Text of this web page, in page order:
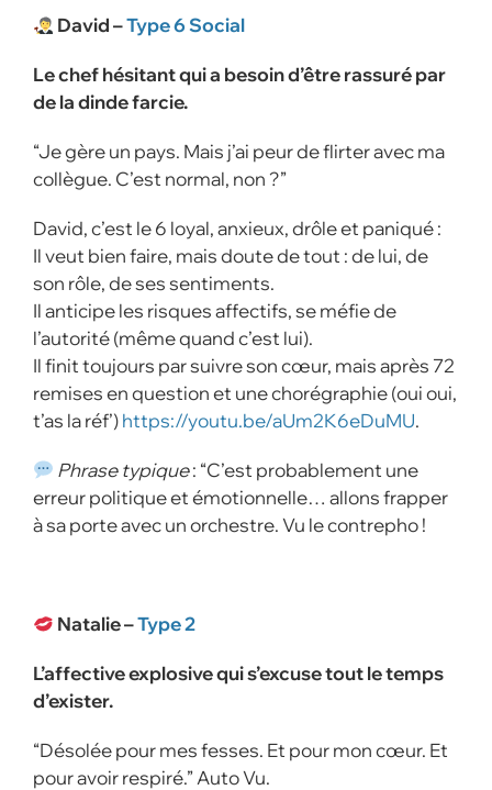
David –Type 6 Social
Le chef hésitant qui a besoin d’être rassuré par
de la dinde farcie.
“Je gère un pays. Mais j’ai peur de flirter avec ma
collègue. C’est normal, non ?”
David, c’est le 6 loyal, anxieux, drôle et paniqué :
Il veut bien faire, mais doute de tout : de lui, de
son rôle, de ses sentiments.
Il anticipe les risques affectifs, se méfie de
l’autorité (même quand c’est lui).
Il finit toujours par suivre son cœur, mais après 72
remises en question et une chorégraphie (oui oui,
t’as la réf’)https://youtu.be/aUm2K6eDuMU.
Phrase typique: “C’est probablement une
erreur politique et émotionnelle… allons frapper
à sa porte avec un orchestre. Vu le contrepho !
Natalie –Type 2
L’affective explosive qui s’excuse tout le temps
d’exister.
“Désolée pour mes fesses. Et pour mon cœur. Et
pour avoir respiré.” Auto Vu.